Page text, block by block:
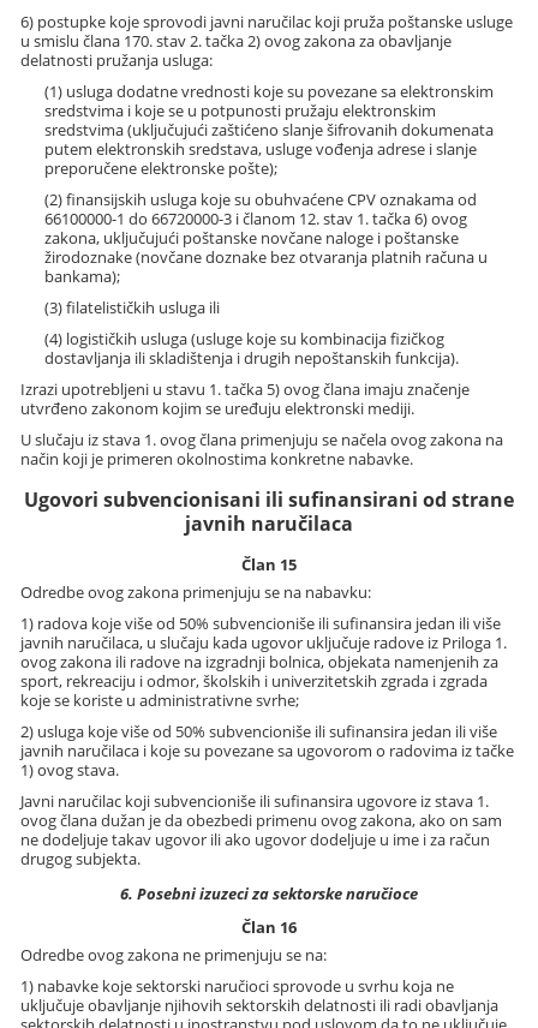
6) postupke koje sprovodi javni naručilac koji pruža poštanske usluge
u smislu člana 170. stav 2. tačka 2) ovog zakona za obavljanje
delatnosti pružanja usluga:
(1) usluga dodatne vrednosti koje su povezane sa elektronskim
sredstvima i koje se u potpunosti pružaju elektronskim
sredstvima (uključujući zaštićeno slanje šifrovanih dokumenata
putem elektronskih sredstava, usluge vođenja adrese i slanje
preporučene elektronske pošte);
(2) finansijskih usluga koje su obuhvaćene CPV oznakama od
66100000-1 do 66720000-3 i članom 12. stav 1. tačka 6) ovog
zakona, uključujući poštanske novčane naloge i poštanske
žirodoznake (novčane doznake bez otvaranja platnih računa u
bankama);
(3) filatelističkih usluga ili
(4) logističkih usluga (usluge koje su kombinacija fizičkog
dostavljanja ili skladištenja i drugih nepoštanskih funkcija).
Izrazi upotrebljeni u stavu 1. tačka 5) ovog člana imaju značenje
utvrđeno zakonom kojim se uređuju elektronski mediji.
U slučaju iz stava 1. ovog člana primenjuju se načela ovog zakona na
način koji je primeren okolnostima konkretne nabavke.
Ugovori subvencionisani ili sufinansirani od strane
javnih naručilaca
Član 15
Odredbe ovog zakona primenjuju se na nabavku:
1) radova koje više od 50% subvencioniše ili sufinansira jedan ili više
javnih naručilaca, u slučaju kada ugovor uključuje radove iz Priloga 1.
ovog zakona ili radove na izgradnji bolnica, objekata namenjenih za
sport, rekreaciju i odmor, školskih i univerzitetskih zgrada i zgrada
koje se koriste u administrativne svrhe;
2) usluga koje više od 50% subvencioniše ili sufinansira jedan ili više
javnih naručilaca i koje su povezane sa ugovorom o radovima iz tačke
1) ovog stava.
Javni naručilac koji subvencioniše ili sufinansira ugovore iz stava 1.
ovog člana dužan je da obezbedi primenu ovog zakona, ako on sam
ne dodeljuje takav ugovor ili ako ugovor dodeljuje u ime i za račun
drugog subjekta.
6. Posebni izuzeci za sektorske naručioce
Član 16
Odredbe ovog zakona ne primenjuju se na:
1) nabavke koje sektorski naručioci sprovode u svrhu koja ne
uključuje obavljanje njihovih sektorskih delatnosti ili radi obavljanja